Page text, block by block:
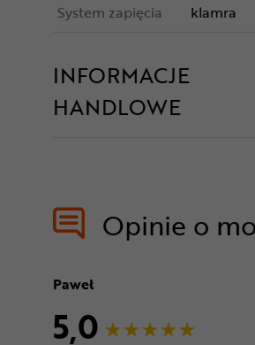
System zapięcia klamra
INFORMACJE
HANDLOWE
Opinie o
Paweł
5,0